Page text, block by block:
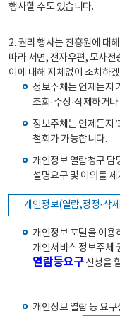
행사할 수도 있습니다.
2. 권리 행사는 진흥원에 대
따라 서면, 전자우편, 모사
이에 대해 지체없이 조치하
정보주체는 언제든지
조회·수정·삭제하거
정보주체는 언제든지
철회가 가능합니다.
개인정보 열람청구 담
설명요구 및 이의를
개인정보(열람,정정·삭
개인정보 포털을 이
개인서비스 정보주체
열람등요구신청을
개인정보 열람 등 요구